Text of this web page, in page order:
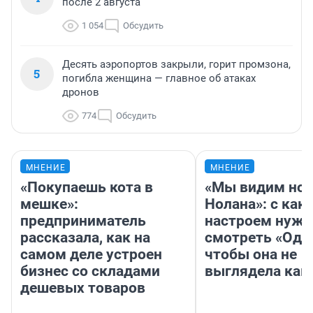
1 054 Обсудить
5
Десять аэропортов закрыли, горит промзона,
погибла женщина — главное об атаках
дронов
774 Обсудить
МНЕНИЕ
«Покупаешь кота в
мешке»:
предприниматель
рассказала, как на
самом деле устроен
бизнес со складами
дешевых товаров
МНЕНИЕ
«Мы видим
Нолана»: с
настроем
смотреть
чтобы она не
выглядела как